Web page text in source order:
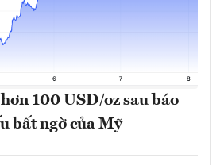
100 USD/oz sau báo
bất ngờ của Mỹ